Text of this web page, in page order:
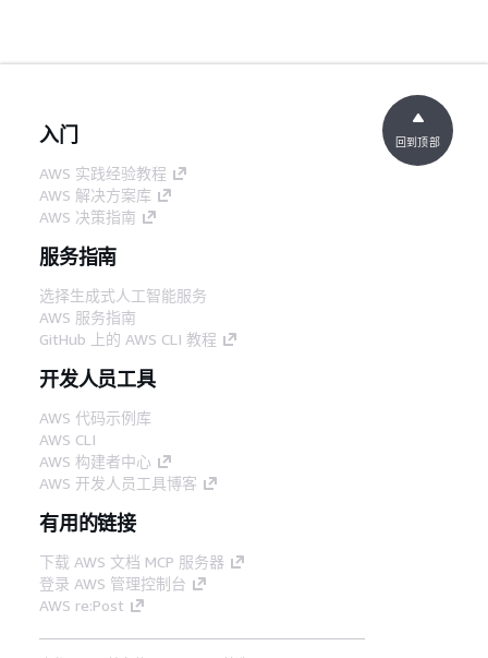
入门
AWS 实践经验教程
AWS 解决方案库
AWS 决策指南
服务指南
选择生成式人工智能服务
AWS 服务指南
GitHub 上的 AWS CLI 教程
开发人员工具
AWS 代码示例库
AWS CLI
AWS 构建者中心
AWS 开发人员工具博客
有用的链接
下载 AWS 文档 MCP 服务器
登录 AWS 管理控制台
AWS re:Post
回到顶部